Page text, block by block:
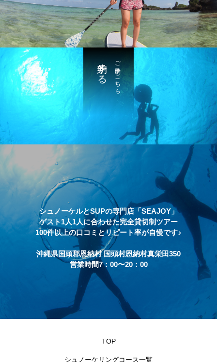
ご予約はこちら
予約する
シュノーケルとSUPの専門店「SEAJOY」
ゲスト1人1人に合わせた完全貸切制ツアー
100件以上の口コミとリピート率が自慢です♪
沖縄県国頭郡恩納村 国頭村恩納村真栄田350
営業時間7：00〜20：00
TOP
シュノーケリングコース一覧